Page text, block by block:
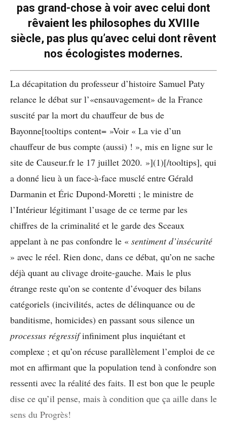
pas grand-chose à voir avec celui dont
rêvaient les philosophes du XVIIIe
siècle, pas plus qu’avec celui dont rêvent
nos écologistes modernes.
La décapitation du professeur d’histoire Samuel Paty
relance le débat sur l’«ensauvagement» de la France
suscité par la mort du chauffeur de bus de
Bayonne[tooltips content= »Voir « La vie d’un
chauffeur de bus compte (aussi) ! », mis en ligne sur le
site de Causeur.fr le 17 juillet 2020. »](1)[/tooltips], qui
a donné lieu à un face-à-face musclé entre Gérald
Darmanin et Éric Dupond-Moretti ; le ministre de
l’Intérieur légitimant l’usage de ce terme par les
chiffres de la criminalité et le garde des Sceaux
appelant à ne pas confondre le « sentiment d’insécurité
» avec le réel. Rien donc, dans ce débat, qu’on ne sache
déjà quant au clivage droite-gauche. Mais le plus
étrange reste qu’on se contente d’évoquer des bilans
catégoriels (incivilités, actes de délinquance ou de
banditisme, homicides) en passant sous silence un
processus régressifinfiniment plus inquiétant et
complexe ; et qu’on récuse parallèlement l’emploi de ce
mot en affirmant que la population tend à confondre son
ressenti avec la réalité des faits. Il est bon que le peuple
dise ce qu’il pense, mais à condition que ça aille dans le
sens du Progrès!